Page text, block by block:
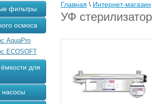
фильтры
осмоса
AquaPro
ECOSOFT
для
Главная \ Интернет-магазин
УФ